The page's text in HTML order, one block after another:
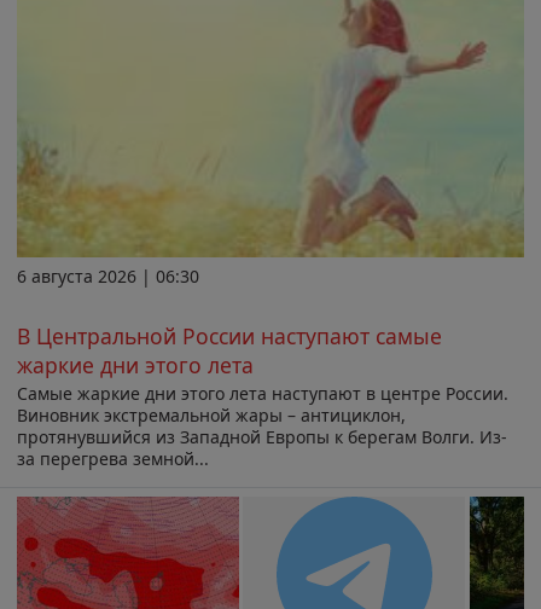
6 августа 2026 | 06:30
В Центральной России наступают самые
жаркие дни этого лета
Самые жаркие дни этого лета наступают в центре России.
Виновник экстремальной жары – антициклон,
протянувшийся из Западной Европы к берегам Волги. Из-
за перегрева земной...